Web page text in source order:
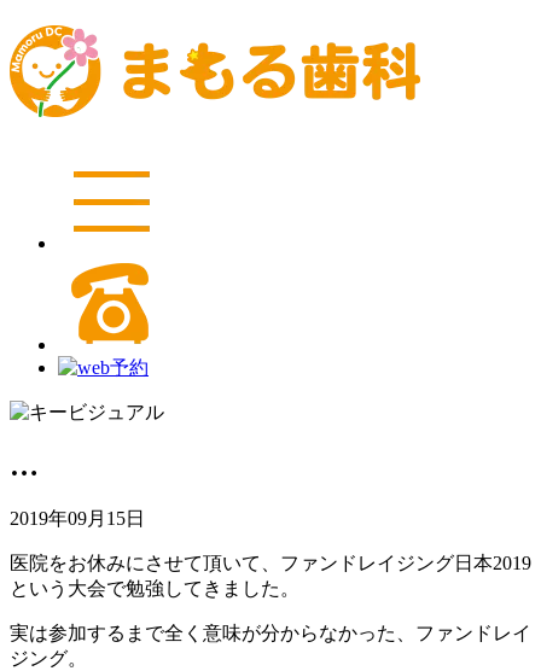
…
2019年09月15日
医院をお休みにさせて頂いて、ファンドレイジング日本2019
という大会で勉強してきました。
実は参加するまで全く意味が分からなかった、ファンドレイ
ジング。